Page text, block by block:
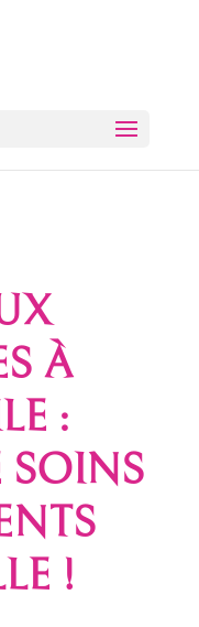
À
:
SOINS
!